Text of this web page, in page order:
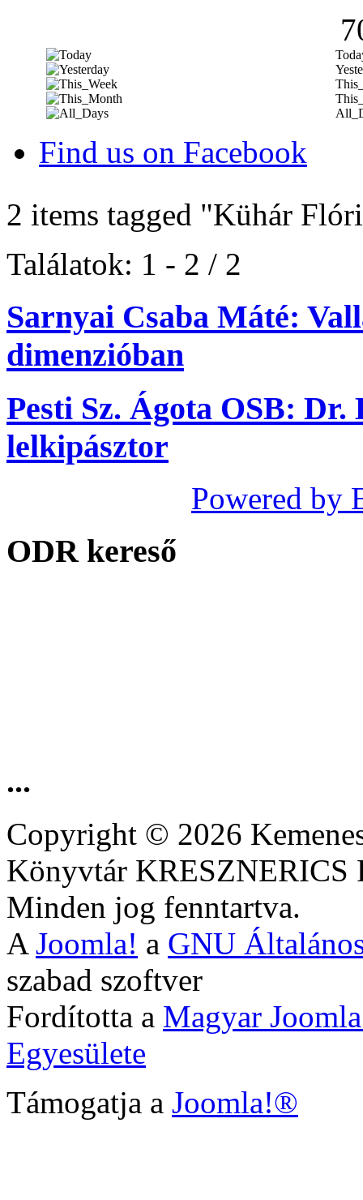
Find us on Facebook
2 items tagged "Kühár
Találatok: 1 - 2 / 2
Sarnyai Csaba Máté:
dimenzióban
Pesti Sz. Ágota OSB:
lelkipásztor
Powered by
ODR kereső
...
Copyright © 2026
Könyvtár
Minden jog fenntartva.
A Joomla! a GNU
szabad szoftver
Fordította a Magyar
Egyesülete
Támogatja a Joomla!®